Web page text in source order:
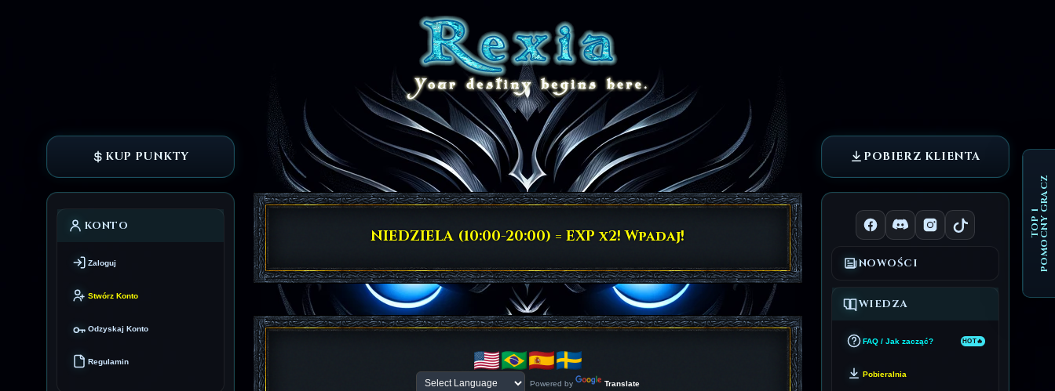
TOP 1POMOCNY GRACZ
KUP PUNKTY POBIERZ KLIENTA
KONTO
Zaloguj
Stwórz Konto
Odzyskaj Konto
Regulamin
NIEDZIELA (10:00-20:00) = EXP x2! Wpadaj!
Powered by Translate
NOWOŚCI
WIEDZA
FAQ / Jak zacząć?
Pobieralnia